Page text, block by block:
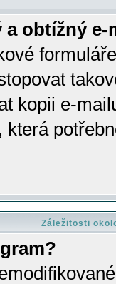
a obtížný
kopii e-
Záležitosti